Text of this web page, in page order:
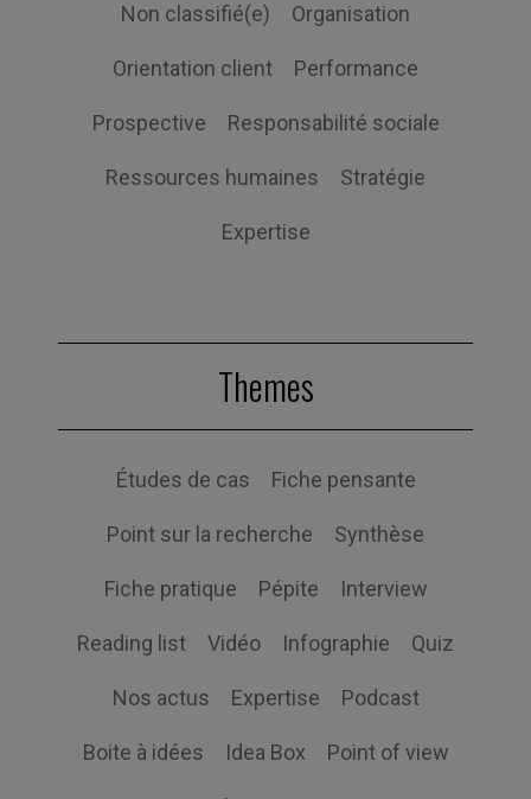
Non classifié(e) Organisation
Orientation client Performance
Prospective Responsabilité sociale
Ressources humaines Stratégie
Expertise
Themes
Études de cas Fiche pensante
Point sur la recherche Synthèse
Fiche pratique Pépite Interview
Reading list Vidéo Infographie Quiz
Nos actus Expertise Podcast
Boite à idées Idea Box Point of view